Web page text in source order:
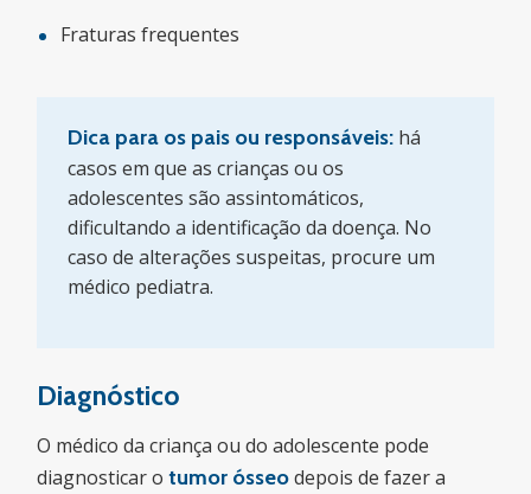
Fraturas frequentes
Dica para os pais ou responsáveis: há
casos em que as crianças ou os
adolescentes são assintomáticos,
dificultando a identificação da doença. No
caso de alterações suspeitas, procure um
médico pediatra.
Diagnóstico
O médico da criança ou do adolescente pode
diagnosticar otumor ósseodepois de fazer a